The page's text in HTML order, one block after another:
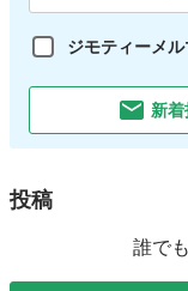
ジモティーメ
新
投稿
誰で